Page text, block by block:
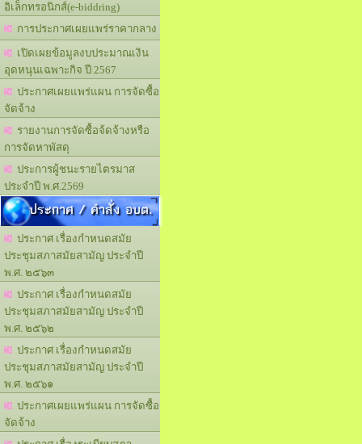
อิเล็กทรอนิกส์(e-biddring)
การประกาศเผยแพร่ราคากลาง
เปิดเผยข้อมูลงบประมาณเงิน
อุดหนุนเฉพาะกิจ ปี 2567
ประกาศเผยแพร่แผน การจัดซื้อ
จัดจ้าง
รายงานการจัดซื้อจ้ดจ้างหรือ
การจัดหาพัสดุ
ประการผู้ชนะรายไตรมาส
ประจำปี พ.ศ.2569
ประกาศ / คำสั่ง อบต.
ประกาศ เรื่องกำหนดสมัย
ประชุมสภาสมัยสามัญ ประจำปี
พ.ศ. ๒๕๖๓
ประกาศ เรื่องกำหนดสมัย
ประชุมสภาสมัยสามัญ ประจำปี
พ.ศ. ๒๕๖๒
ประกาศ เรื่องกำหนดสมัย
ประชุมสภาสมัยสามัญ ประจำปี
พ.ศ. ๒๕๖๑
ประกาศเผยแพร่แผน การจัดซื้อ
จัดจ้าง